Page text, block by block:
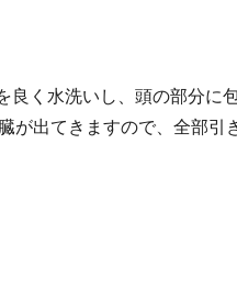
良く水洗いし、頭の部分に
が出てきますので、全部引